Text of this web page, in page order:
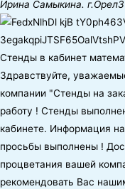
Ирина Самыкина. г.Орел
Стенды в кабинет
Здравствуйте,
компании "Стенды на
работу ! Стенды
кабинете. Информация
просьбы выполнены !
процветания вашей
рекомендовать Вас